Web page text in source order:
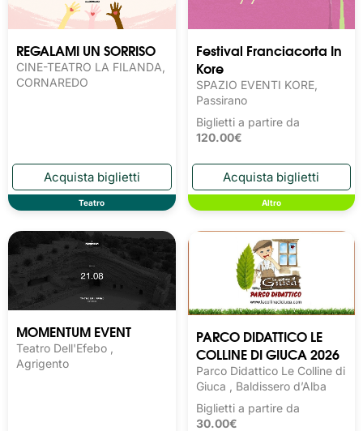
REGALAMI UN SORRISO
CINE-TEATRO LA FILANDA,
CORNAREDO
Teatro
Festival Franciacorta In
Kore
SPAZIO EVENTI KORE,
Passirano
Biglietti a partire da
120.00€
Altro
MOMENTUM EVENT
Teatro Dell'Efebo ,
Agrigento
PARCO DIDATTICO LE
COLLINE DI GIUCA 2026
Parco Didattico Le Colline di
Giuca , Baldissero d’Alba
Biglietti a partire da
30.00€